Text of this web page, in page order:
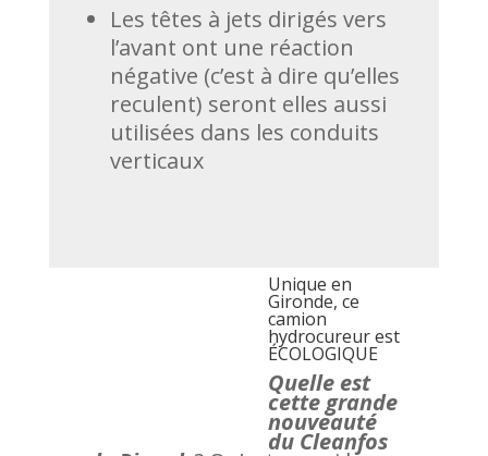
Les têtes à jets dirigés vers
l’avant ont une réaction
négative (c’est à dire qu’elles
reculent) seront elles aussi
utilisées dans les conduits
verticaux
Unique en
Gironde, ce
camion
hydrocureur est
ÉCOLOGIQUE
Quelle est
cette grande
nouveauté
du Cleanfos